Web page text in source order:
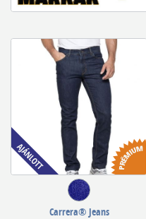
Carrera® Jeans